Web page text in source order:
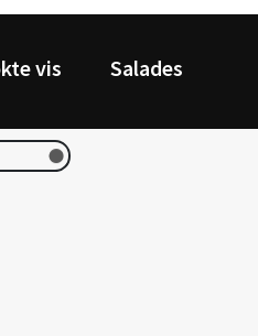
vis Salades